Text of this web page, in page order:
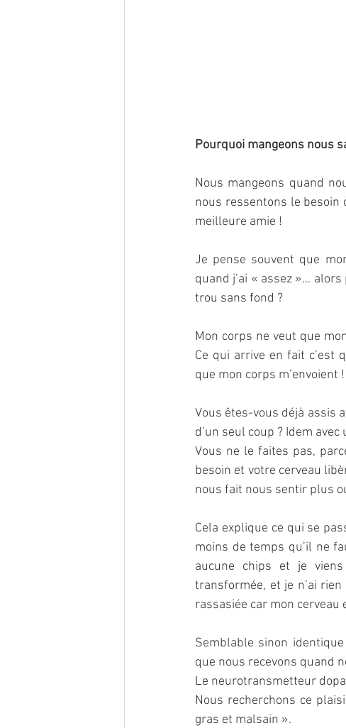
Pourquoi mangeons nous
Nous mangeons quand
nous ressentons le
meilleure amie !
Je pense souvent que
quand j’ai « assez »…
trou sans fond ?
Mon corps ne veut que
Ce qui arrive en fait c’est
que mon corps m’envoient !
Vous êtes-vous déjà assis
d’un seul coup ? Idem
Vous ne le faites pas,
besoin et votre cerveau
nous fait nous sentir plus
Cela explique ce qui se
moins de temps qu’il ne
aucune chips et je
transformée, et je n’ai
rassasiée car mon
Semblable sinon
que nous recevons quand
Le neurotransmetteur
Nous recherchons ce
gras et malsain ».